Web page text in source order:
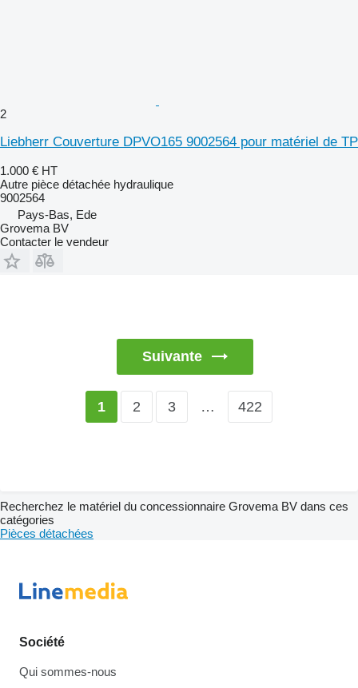
2
Liebherr Couverture DPVO165 9002564 pour matériel de TP
1.000 € HT
Autre pièce détachée hydraulique
9002564
Pays-Bas, Ede
Grovema BV
Contacter le vendeur
Suivante
1 2 3 … 422
Recherchez le matériel du concessionnaire Grovema BV dans ces
catégories
Pièces détachées
Société
Qui sommes-nous